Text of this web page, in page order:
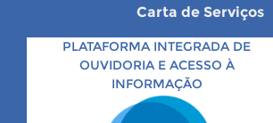
Carta de Serviços
PLATAFORMA INTEGRADA DE
OUVIDORIA E ACESSO À
INFORMAÇÃO